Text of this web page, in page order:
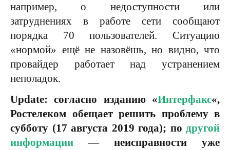
например, о недоступности или
затруднениях в работе сети сообщают
порядка 70 пользователей. Ситуацию
«нормой» ещё не назовёшь, но видно, что
провайдер работает над устранением
неполадок.
Update: согласно изданию «Интерфакс«,
Ростелеком обещает решить проблему в
субботу (17 августа 2019 года); по другой
информации — неисправности уже